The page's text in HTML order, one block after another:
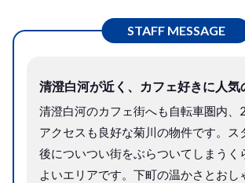
STAFF MESSAGE
清澄白河が近く、カフェ好きに人気
清澄白河のカフェ街へも自転車圏内、
アクセスも良好な菊川の物件です。ス
後についつい街をぶらついてしまうく
よいエリアです。下町の温かさとおし